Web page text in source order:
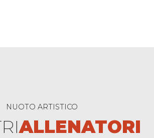
NUOTO ARTISTICO
ALLENATORI